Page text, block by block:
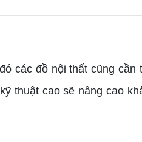
các đồ nội thất cũng
thuật cao sẽ nâng cao